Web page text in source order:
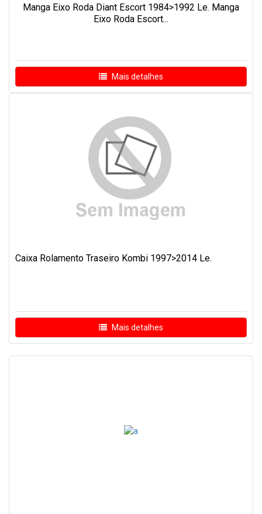
Manga Eixo Roda Diant Escort 1984>1992 Le. Manga
Eixo Roda Escort...
Mais detalhes
Caixa Rolamento Traseiro Kombi 1997>2014 Le.
Mais detalhes